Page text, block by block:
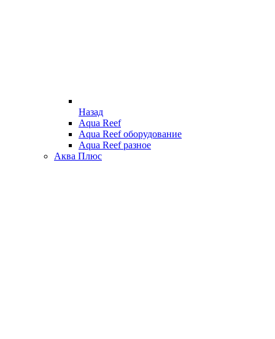
Назад
Aqua Reef
Aqua Reef оборудование
Aqua Reef разное
Аква Плюс